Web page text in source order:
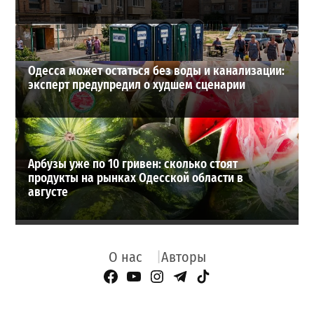
Одесса может остаться без воды и канализации:
эксперт предупредил о худшем сценарии
Арбузы уже по 10 гривен: сколько стоят
продукты на рынках Одесской области в
августе
О нас Авторы
Facebook Page
YouTube
Instagram
Telegram
TikTok